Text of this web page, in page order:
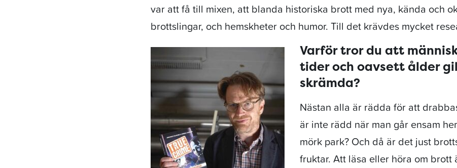
var att få till mixen, att blanda historiska brott med nya, kända och
brottslingar, och hemskheter och humor. Till det krävdes mycket
Varför tror du att
tider och oavsett ålder
skrämda?
Nästan alla är rädda för att
är inte rädd när man går ensam
mörk park? Och då är det just
fruktar. Att läsa eller höra om brott